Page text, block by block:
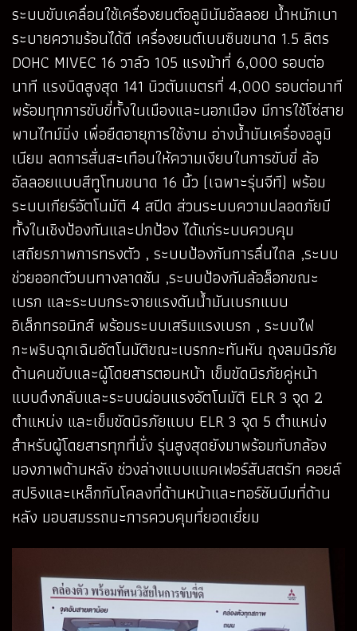
ระบบขับเคลื่อนใช้เครื่องยนต์อลูมินัมอัลลอย น้ำหนักเบา
ระบายความร้อนได้ดี เครื่องยนต์เบนซินขนาด 1.5 ลิตร
DOHC MIVEC 16 วาล์ว 105 แรงม้าที่ 6,000 รอบต่อ
นาที แรงบิดสูงสุด 141 นิวตันเมตรที่ 4,000 รอบต่อนาที
พร้อมทุกการขับขี่ทั้งในเมืองและนอกเมือง มีการใช้โซ่สาย
พานไทม์มิ่ง เพื่อยืดอายุการใช้งาน อ่างน้ำมันเครื่องอลูมิ
เนียม ลดการสั่นสะเทือนให้ความเงียบในการขับขี่ ล้อ
อัลลอยแบบสีทูโทนขนาด 16 นิ้ว (เฉพาะรุ่นจีที) พร้อม
ระบบเกียร์อัตโนมัติ 4 สปีด ส่วนระบบความปลอดภัยมี
ทั้งในเชิงป้องกันและปกป้อง ได้แก่ระบบควบคุม
เสถียรภาพการทรงตัว , ระบบป้องกันการลื่นไถล ,ระบบ
ช่วยออกตัวบนทางลาดชัน ,ระบบป้องกันล้อล็อกขณะ
เบรก และระบบกระจายแรงดันน้ำมันเบรกแบบ
อิเล็กทรอนิกส์ พร้อมระบบเสริมแรงเบรก , ระบบไฟ
กะพริบฉุกเฉินอัตโนมัติขณะเบรกกะทันหัน ถุงลมนิรภัย
ด้านคนขับและผู้โดยสารตอนหน้า เข็มขัดนิรภัยคู่หน้า
แบบดึงกลับและระบบผ่อนแรงอัตโนมัติ ELR 3 จุด 2
ตำแหน่ง และเข็มขัดนิรภัยแบบ ELR 3 จุด 5 ตำแหน่ง
สำหรับผู้โดยสารทุกที่นั่ง รุ่นสูงสุดยังมาพร้อมกับกล้อง
มองภาพด้านหลัง ช่วงล่างแบบแมคเฟอร์สันสตรัท คอยล์
สปริงและเหล็กกันโคลงที่ด้านหน้าและทอร์ชันบีมที่ด้าน
หลัง มอบสมรรถนะการควบคุมที่ยอดเยี่ยม